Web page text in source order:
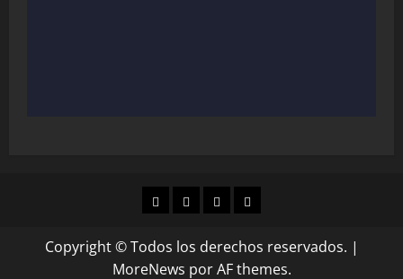
MUNICIPIOS
LOCALES
NACIONAL
COLUMNAS
Copyright © Todos los derechos reservados. |
MoreNews por AF themes.